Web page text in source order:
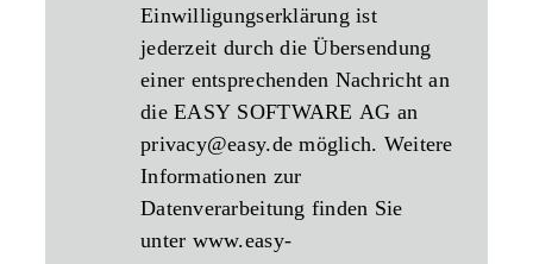
Einwilligungserklärung ist
jederzeit durch die Übersendung
einer entsprechenden Nachricht an
die EASY SOFTWARE AG an
privacy@easy.de möglich. Weitere
Informationen zur
Datenverarbeitung finden Sie
unter www.easy-